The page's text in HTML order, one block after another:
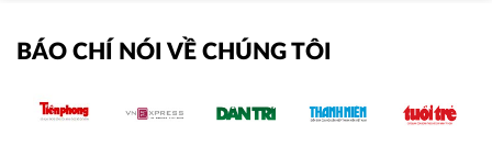
BÁO CHÍ NÓI VỀ CHÚNG TÔI